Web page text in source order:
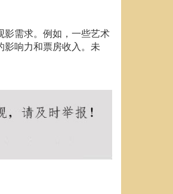
影需求。例如，一些艺术
响力和票房收入。未